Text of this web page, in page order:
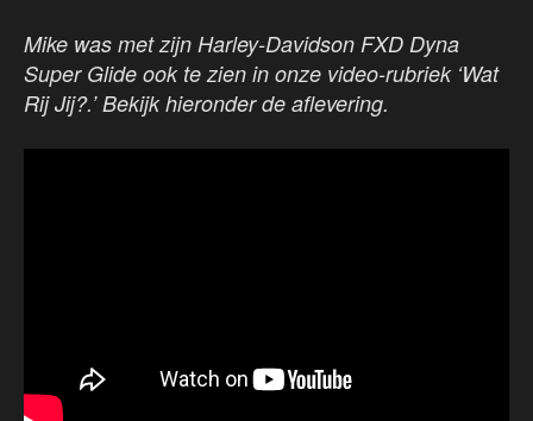
Mike was met zijn Harley-Davidson FXD Dyna
Super Glide ook te zien in onze video-rubriek ‘Wat
Rij Jij?.’ Bekijk hieronder de aflevering.